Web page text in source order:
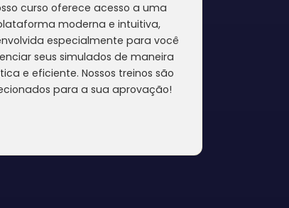
curso oferece acesso a uma
moderna e intuitiva,
especialmente para você
seus simulados de maneira
e eficiente. Nossos treinos são
para a sua aprovação!